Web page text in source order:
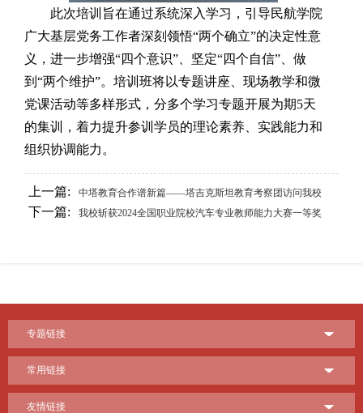
此次培训 旨在通过系统深入学习，引导民航学院
广大基层党务工作者深刻领悟“两个确立”的决定性意
义， 进一步增强“四个意识”、坚定“四个自信”、做
到“两个维护”。 培训班将以专题讲座、现场教学和微
党课活动等多样形式，分多个学习专题开展为期5天
的集训，着力提升参训学员的理论素养、实践能力和
组织协调能力。
上一篇: 中塔教育合作谱新篇——塔吉克斯坦教育考察团访问我校
下一篇: 我校斩获2024全国职业院校汽车专业教师能力大赛一等奖
专题链接
常用链接
友情链接